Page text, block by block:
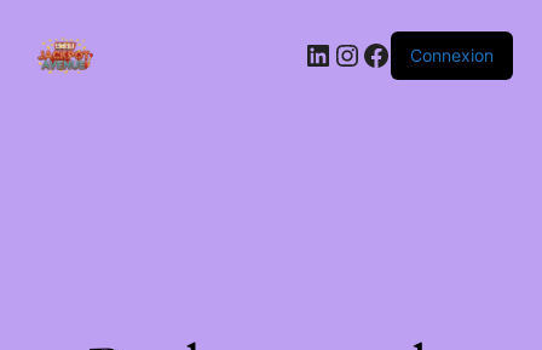
LinkedIn
Instagram
Facebook
Connexion